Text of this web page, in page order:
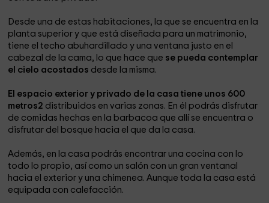
Desde una de estas habitaciones, la que se encuentra en la
planta superior y que está diseñada para un matrimonio,
tiene el techo abuhardillado y una ventana justo en el
cabezal de la cama, lo que hace que se pueda contemplar
el cielo acostados desde la misma.
El espacio exterior y privado de la casa tiene unos 600
metros2 distribuidos en varias zonas. En él podrás disfrutar
de comidas hechas en la barbacoa que allí se encuentra o
disfrutar del bosque hacia el que da la casa.
Además, en la casa podrás encontrar una cocina con lo
todo lo propio, así como un salón con un gran ventanal
hacia el exterior y una chimenea. Aunque toda la casa está
equipada con calefacción.